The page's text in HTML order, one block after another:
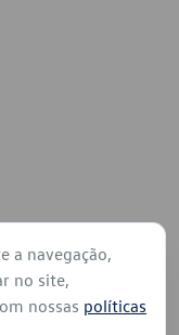
a navegação,
no site,
nossas políticas